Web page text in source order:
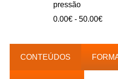
pressão
0.00€ - 50.00€
a
CONTEÚDOS